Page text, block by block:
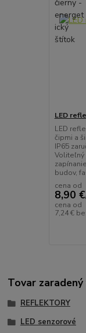
LED
LED
čipmi a
IP65
Voliteľný
budov,
cena od
8,90 €
cena od
7,24 €
Tovar
REFLEKTORY
LED senzorové